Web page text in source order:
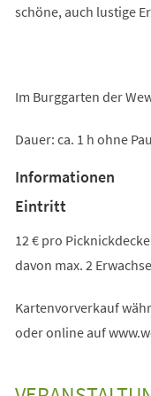
schöne, auch lustige
Im Burggarten der
Dauer: ca. 1 h ohne
Informationen
Eintritt
12 € pro
davon max. 2
Kartenvorverkauf
oder online auf